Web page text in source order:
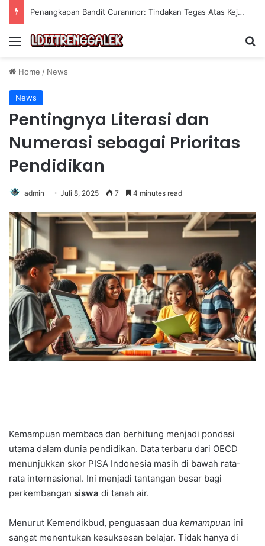
Strategi Investasi dalam Skill untuk Mencapai Keuntungan Jangka Panjang yang Berkelanjutan
Menu
Home / News
News
Pentingnya Literasi dan
Numerasi sebagai Prioritas
Pendidikan
admin Juli 8, 2025 7 4 minutes read
Kemampuan membaca dan berhitung menjadi pondasi
utama dalam dunia pendidikan. Data terbaru dari OECD
menunjukkan skor PISA Indonesia masih di bawah rata-
rata internasional. Ini menjadi tantangan besar bagi
perkembangan siswa di tanah air.
Menurut Kemendikbud, penguasaan dua kemampuan ini
sangat menentukan kesuksesan belajar. Tidak hanya di